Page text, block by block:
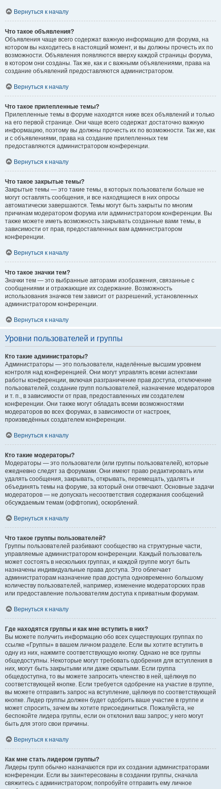
Вернуться к началу
Что такое объявления?
Объявления чаще всего содержат важную информацию для форума, на
котором вы находитесь в настоящий момент, и вы должны прочесть их по
возможности. Объявления появляются вверху каждой страницы форума,
в котором они созданы. Так же, как и с важными объявлениями, права на
создание объявлений предоставляются администратором.
Вернуться к началу
Что такое прилепленные темы?
Прилепленные темы в форуме находятся ниже всех объявлений и только
на его первой странице. Они чаще всего содержат достаточно важную
информацию, поэтому вы должны прочесть их по возможности. Так же, как
и с объявлениями, права на создание прилепленных тем
предоставляются администратором конференции.
Вернуться к началу
Что такое закрытые темы?
Закрытые темы — это такие темы, в которых пользователи больше не
могут оставлять сообщения, и все находящиеся в них опросы
автоматически завершаются. Темы могут быть закрыты по многим
причинам модератором форума или администратором конференции. Вы
также можете иметь возможность закрывать созданные вами темы, в
зависимости от прав, предоставленных вам администратором
конференции.
Вернуться к началу
Что такое значки тем?
Значки тем — это выбранные авторами изображения, связанные с
сообщениями и отражающие их содержание. Возможность
использования значков тем зависит от разрешений, установленных
администратором конференции.
Вернуться к началу
Уровни пользователей и группы
Кто такие администраторы?
Администраторы — это пользователи, наделённые высшим уровнем
контроля над конференцией. Они могут управлять всеми аспектами
работы конференции, включая разграничение прав доступа, отключение
пользователей, создание групп пользователей, назначение модераторов
и т. п., в зависимости от прав, предоставленных им создателем
конференции. Они также могут обладать всеми возможностями
модераторов во всех форумах, в зависимости от настроек,
произведённых создателем конференции.
Вернуться к началу
Кто такие модераторы?
Модераторы — это пользователи (или группы пользователей), которые
ежедневно следят за форумами. Они имеют право редактировать или
удалять сообщения, закрывать, открывать, перемещать, удалять и
объединять темы на форуме, за который они отвечают. Основные задачи
модераторов — не допускать несоответствия содержания сообщений
обсуждаемым темам (оффтопик), оскорблений.
Вернуться к началу
Что такое группы пользователей?
Группы пользователей разбивают сообщество на структурные части,
управляемые администратором конференции. Каждый пользователь
может состоять в нескольких группах, и каждой группе могут быть
назначены индивидуальные права доступа. Это облегчает
администраторам назначение прав доступа одновременно большому
количеству пользователей, например, изменение модераторских прав
или предоставление пользователям доступа к приватным форумам.
Вернуться к началу
Где находятся группы и как мне вступить в них?
Вы можете получить информацию обо всех существующих группах по
ссылке «Группы» в вашем личном разделе. Если вы хотите вступить в
одну из них, нажмите соответствующую кнопку. Однако не все группы
общедоступны. Некоторые могут требовать одобрения для вступления в
них, могут быть закрытыми или даже скрытыми. Если группа
общедоступна, то вы можете запросить членство в ней, щёлкнув по
соответствующей кнопке. Если требуется одобрение на участие в группе,
вы можете отправить запрос на вступление, щёлкнув по соответствующей
кнопке. Лидер группы должен будет одобрить ваше участие в группе и
может спросить, зачем вы хотите присоединиться. Пожалуйста, не
беспокойте лидера группы, если он отклонил ваш запрос; у него могут
быть для этого свои причины.
Вернуться к началу
Как мне стать лидером группы?
Лидеры групп обычно назначаются при их создании администраторами
конференции. Если вы заинтересованы в создании группы, сначала
свяжитесь с администратором; попробуйте отправить ему личное